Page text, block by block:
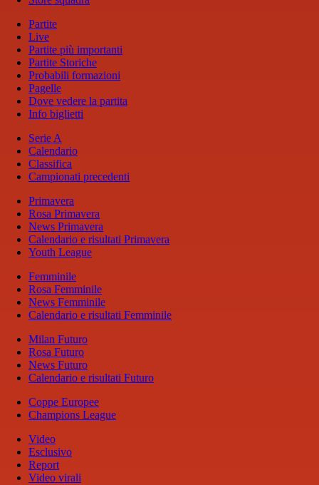
Partite
Live
Partite più importanti
Partite Storiche
Probabili formazioni
Pagelle
Dove vedere la partita
Info biglietti
Serie A
Calendario
Classifica
Campionati precedenti
Primavera
Rosa Primavera
News Primavera
Calendario e risultati Primavera
Youth League
Femminile
Rosa Femminile
News Femminile
Calendario e risultati Femminile
Milan Futuro
Rosa Futuro
News Futuro
Calendario e risultati Futuro
Coppe Europee
Champions League
Video
Esclusivo
Report
Video virali